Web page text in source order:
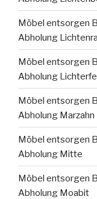
Möbel entsorgen
Abholung
Möbel entsorgen
Abholung
Möbel entsorgen
Abholung Marzahn
Möbel entsorgen
Abholung Mitte
Möbel entsorgen
Abholung Moabit